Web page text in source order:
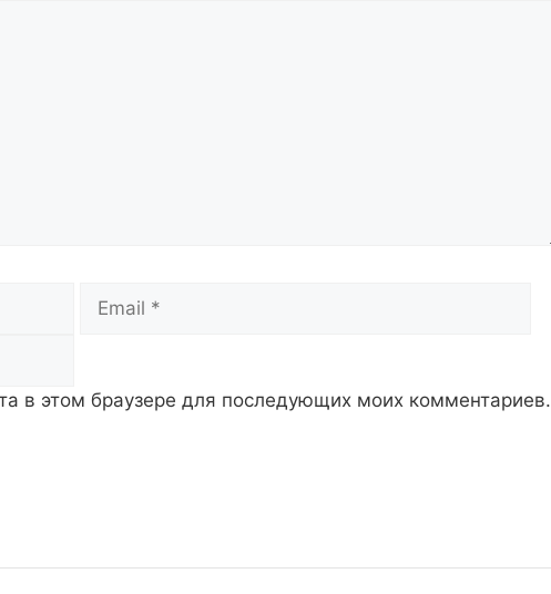
в этом браузере для последующих моих комментариев.